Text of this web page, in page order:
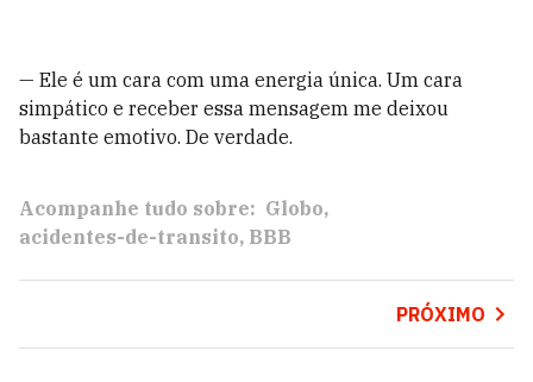
— Ele é um cara com uma energia única. Um cara
simpático e receber essa mensagem me deixou
bastante emotivo. De verdade.
Acompanhe tudo sobre: Globo
acidentes-de-transito BBB
PRÓXIMO